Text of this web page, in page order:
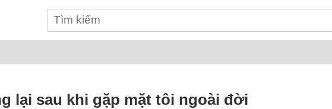
lại sau khi gặp mặt tôi ngoài đời